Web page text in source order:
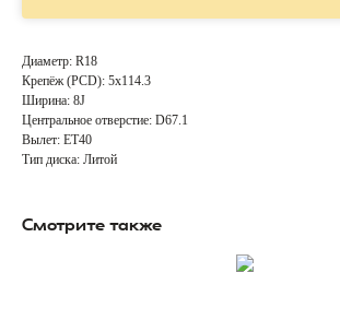
Диаметр: R18
Крепёж (PCD): 5x114.3
Ширина: 8J
Центральное отверстие: D67.1
Вылет: ET40
Тип диска: Литой
Смотрите также